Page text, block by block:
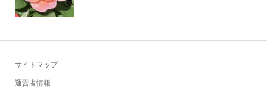
サイトマップ
運営者情報